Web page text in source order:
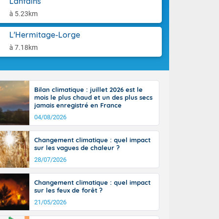
à 5.23km
L'Hermitage-Lorge
à 7.18km
moins
25 à 30
35 degrés
jusque
la Corse.
Pyrénées,
marge de
de la
En soirée,
sur
22 à 24,
sur le
hors côtes
38 ou 39
Bilan climatique : juillet 2026 est le
mois le plus chaud et un des plus secs
jamais enregistré en France
04/08/2026
Changement climatique : quel impact
sur les vagues de chaleur ?
28/07/2026
Changement climatique : quel impact
sur les feux de forêt ?
21/05/2026